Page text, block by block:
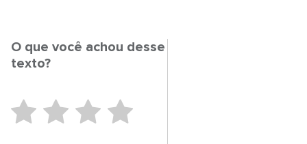
O que você achou desse
texto?